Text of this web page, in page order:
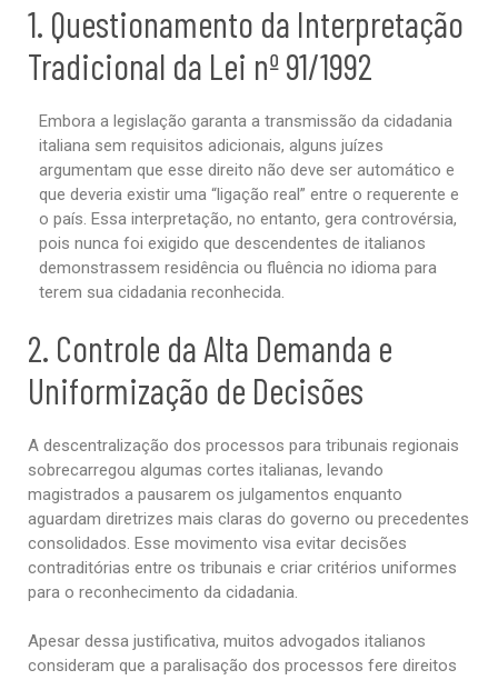
1. Questionamento da Interpretação
Tradicional da Lei nº 91/1992
Embora a legislação garanta a transmissão da cidadania
italiana sem requisitos adicionais, alguns juízes
argumentam que esse direito não deve ser automático e
que deveria existir uma “ligação real” entre o requerente e
o país. Essa interpretação, no entanto, gera controvérsia,
pois nunca foi exigido que descendentes de italianos
demonstrassem residência ou fluência no idioma para
terem sua cidadania reconhecida.
2. Controle da Alta Demanda e
Uniformização de Decisões
A descentralização dos processos para tribunais regionais
sobrecarregou algumas cortes italianas, levando
magistrados a pausarem os julgamentos enquanto
aguardam diretrizes mais claras do governo ou precedentes
consolidados. Esse movimento visa evitar decisões
contraditórias entre os tribunais e criar critérios uniformes
para o reconhecimento da cidadania.
Apesar dessa justificativa, muitos advogados italianos
consideram que a paralisação dos processos fere direitos